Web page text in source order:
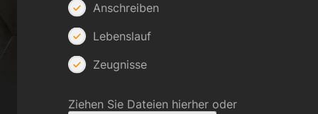
Anschreiben
Lebenslauf
Zeugnisse
Ziehen Sie Dateien hierher oder